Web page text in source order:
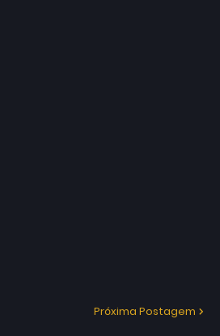
Próxima Postagem